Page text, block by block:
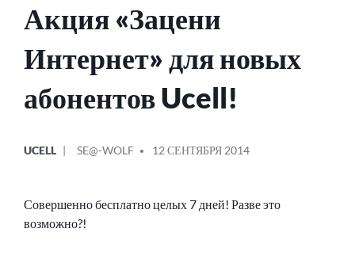
Акция «Зацени
Интернет» для новых
абонентов Ucell!
В
UCELL
ОТ
SE@-WOLF 12 СЕНТЯБРЯ 2014
Совершенно бесплатно целых 7 дней! Разве это
возможно?!